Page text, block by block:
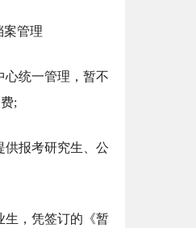
案管理
心统一管理，暂不
;
供报考研究生、公
生，凭签订的《暂